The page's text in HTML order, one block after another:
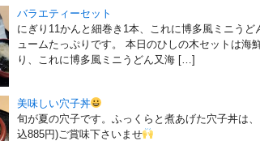
バラエティーセット
にぎり11かんと細巻き1本、これに博多風ミニう
ュームたっぷりです。 本日のひしの木セットは海
り、これに博多風ミニうどん又海 […]
美味しい穴子丼
旬が夏の穴子です。ふっくらと煮あげた穴子丼は
込885円)ご賞味下さいませ